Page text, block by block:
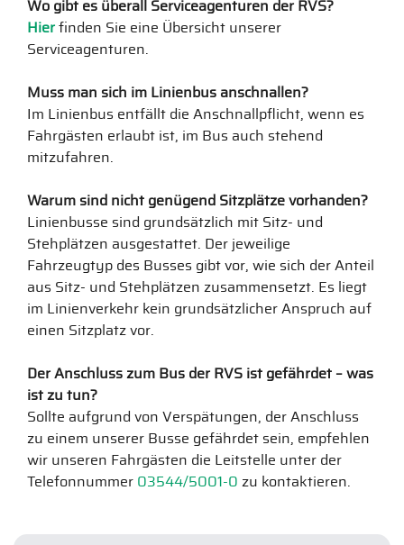
Wo gibt es überall Serviceagenturen der RVS?
Hier finden Sie eine Übersicht unserer
Serviceagenturen.
Muss man sich im Linienbus anschnallen?
Im Linienbus entfällt die Anschnallpflicht, wenn es
Fahrgästen erlaubt ist, im Bus auch stehend
mitzufahren.
Warum sind nicht genügend Sitzplätze vorhanden?
Linienbusse sind grundsätzlich mit Sitz- und
Stehplätzen ausgestattet. Der jeweilige
Fahrzeugtyp des Busses gibt vor, wie sich der Anteil
aus Sitz- und Stehplätzen zusammensetzt. Es liegt
im Linienverkehr kein grundsätzlicher Anspruch auf
einen Sitzplatz vor.
Der Anschluss zum Bus der RVS ist gefährdet – was
ist zu tun?
Sollte aufgrund von Verspätungen, der Anschluss
zu einem unserer Busse gefährdet sein, empfehlen
wir unseren Fahrgästen die Leitstelle unter der
Telefonnummer 03544/5001-0 zu kontaktieren.